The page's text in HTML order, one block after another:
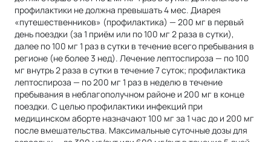
профилактики не должна превышать 4 мес. Диарея
«путешественников» (профилактика) — 200 мг в первый
день поездки (за 1 приём или по 100 мг 2 раза в сутки),
далее по 100 мг 1 раз в сутки в течение всего пребывания в
регионе (не более 3 нед). Лечение лептоспироза — по 100
мг внутрь 2 раза в сутки в течение 7 суток; профилактика
лептоспироза — по 200 мг 1 раз в неделю в течение
пребывания в неблагополучном районе и 200 мг в конце
поездки. С целью профилактики инфекций при
медицинском аборте назначают 100 мг за 1 час до и 200 мг
после вмешательства. Максимальные суточные дозы для